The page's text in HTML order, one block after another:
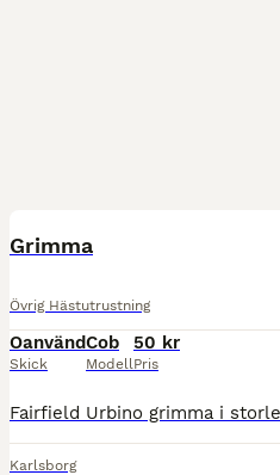
Grimma
Övrig Hästutrustning
Oanvänd
Skick
Cob
Modell
50 kr
Pris
Karlsborg